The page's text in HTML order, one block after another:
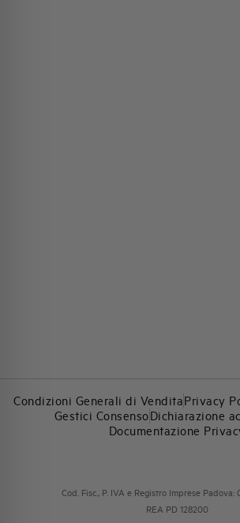
Condizioni Generali di VenditaPrivacy
Gestici ConsensoDichiarazione
Documentazione
Cod. Fisc., P. IVA e Registro Imprese
REA PD 128200